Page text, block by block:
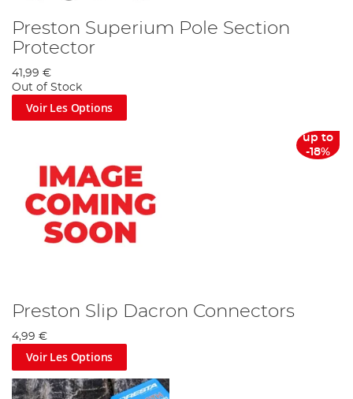
Preston Superium Pole Section
Protector
41,99 €
Out of Stock
Voir Les Options
up to
-18%
Preston Slip Dacron Connectors
4,99 €
Voir Les Options